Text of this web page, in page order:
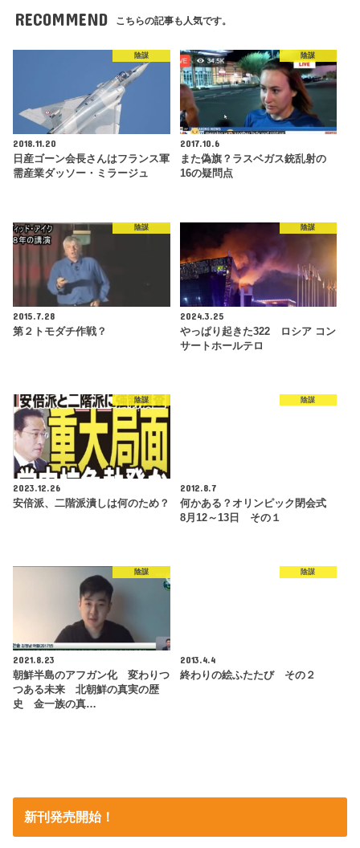
RECOMMEND こちらの記事も人気です。
陰謀
2018.11.20
日産ゴーン会長さんはフランス軍
需産業ダッソー・ミラージュ
陰謀
2017.10.6
また偽旗？ラスベガス銃乱射の
16の疑問点
陰謀
2015.7.28
第２トモダチ作戦？
陰謀
2024.3.25
やっぱり起きた322 ロシア コン
サートホールテロ
陰謀
2023.12.26
安倍派、二階派潰しは何のため？
陰謀
2012.8.7
何かある？オリンピック閉会式
8月12～13日 その１
陰謀
2021.8.23
朝鮮半島のアフガン化 変わりつ
つある未来 北朝鮮の真実の歴
史 金一族の真…
陰謀
2013.4.4
終わりの絵ふたたび その２
新刊発売開始！